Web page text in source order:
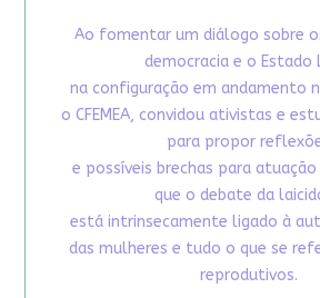
Ao fomentar um diálogo sobre
democracia e o Estado
na configuração em andamento
o CFEMEA, convidou ativistas e
para propor
e possíveis brechas para
que o debate da
está intrinsecamente ligado à
das mulheres e tudo o que se
reprodutivos.